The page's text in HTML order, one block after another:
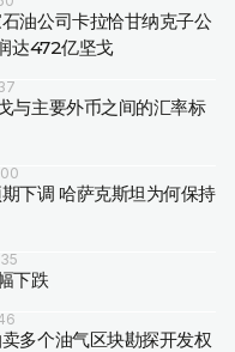
油公司卡拉恰甘纳克子公
达472亿坚戈
与主要外币之间的汇率标
下调 哈萨克斯坦为何保持
下跌
多个油气区块勘探开发权